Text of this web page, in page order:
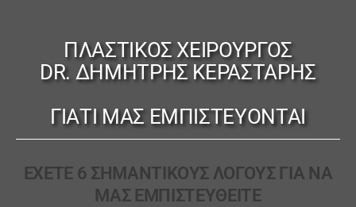
ΠΛΑΣΤΙΚΟΣ ΧΕΙΡΟΥΡΓΟΣ
DR. ΔΗΜΉΤΡΗΣ ΚΕΡΑΣΤΆΡΗΣ
ΓΙΑΤΊ ΜΑΣ ΕΜΠΙΣΤΕΎΟΝΤΑΙ
ΕΧΕΤΕ 6 ΣΗΜΑΝΤΙΚΟΥΣ ΛΟΓΟΥΣ ΓΙΑ ΝΑ
ΜΑΣ ΕΜΠΙΣΤΕYΘΕΙΤΕ